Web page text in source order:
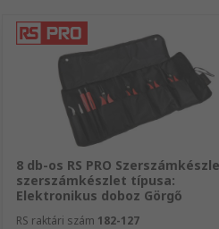
8 db-os RS PRO
szerszámkészlet típusa:
Elektronikus doboz Görgő
RS raktári szám 182-127